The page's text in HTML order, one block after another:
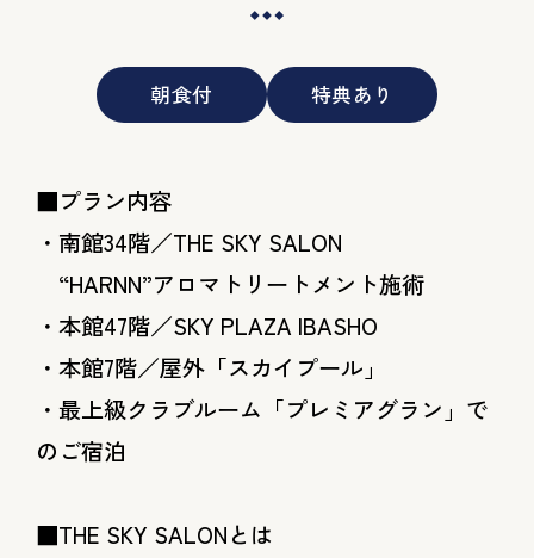
朝食付 特典あり
■プラン内容
・南館34階／THE SKY SALON
“HARNN”アロマトリートメント施術
・本館47階／SKY PLAZA IBASHO
・本館7階／屋外「スカイプール」
・最上級クラブルーム「プレミアグラン」で
のご宿泊
■THE SKY SALONとは